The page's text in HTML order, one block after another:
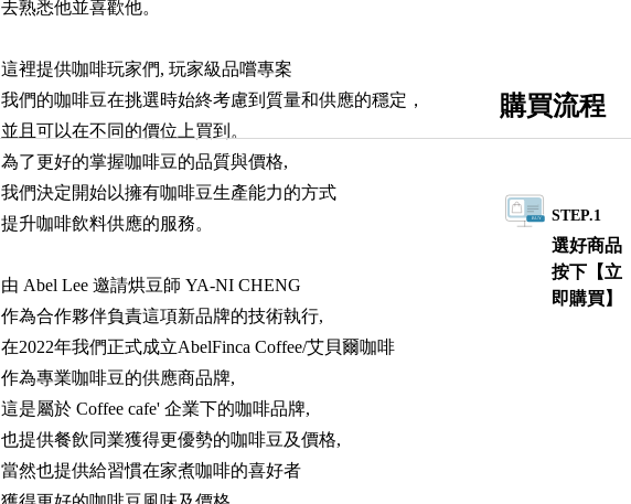
去熟悉他並喜歡他。
這裡提供咖啡玩家們, 玩家級品嚐專案
我們的咖啡豆在挑選時始終考慮到質量和供應的穩定，
並且可以在不同的價位上買到。
為了更好的掌握咖啡豆的品質與價格,
我們決定開始以擁有咖啡豆生產能力的方式
提升咖啡飲料供應的服務。
由 Abel Lee 邀請烘豆師 YA-NI CHENG
作為合作夥伴負責這項新品牌的技術執行,
在2022年我們正式成立AbelFinca Coffee/艾貝爾咖啡
作為專業咖啡豆的供應商品牌,
這是屬於 Coffee cafe' 企業下的咖啡品牌,
也提供餐飲同業獲得更優勢的咖啡豆及價格,
當然也提供給習慣在家煮咖啡的喜好者
購買流程
STEP.1
選好商品
按下【立
即購買】